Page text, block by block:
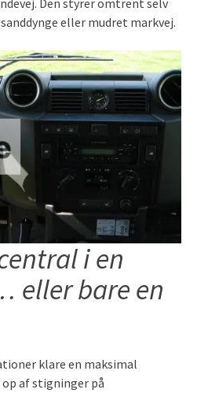
Den styrer omtrent selv
eller mudret markvej.
i en
eller bare en
klare en maksimal
af stigninger på